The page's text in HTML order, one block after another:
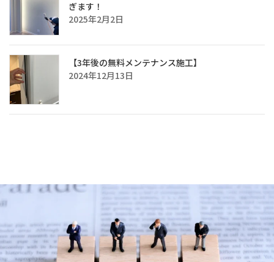
ぎます！
2025年2月2日
【3年後の無料メンテナンス施工】
2024年12月13日